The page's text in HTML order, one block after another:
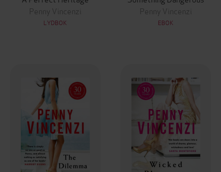
Penny Vincenzi
LYDBOK
Penny Vincenzi
EBOK